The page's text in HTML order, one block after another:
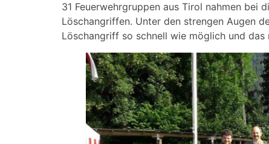
31 Feuerwehrgruppen aus Tirol nahmen bei
Löschangriffen. Unter den strengen Augen
Löschangriff so schnell wie möglich und